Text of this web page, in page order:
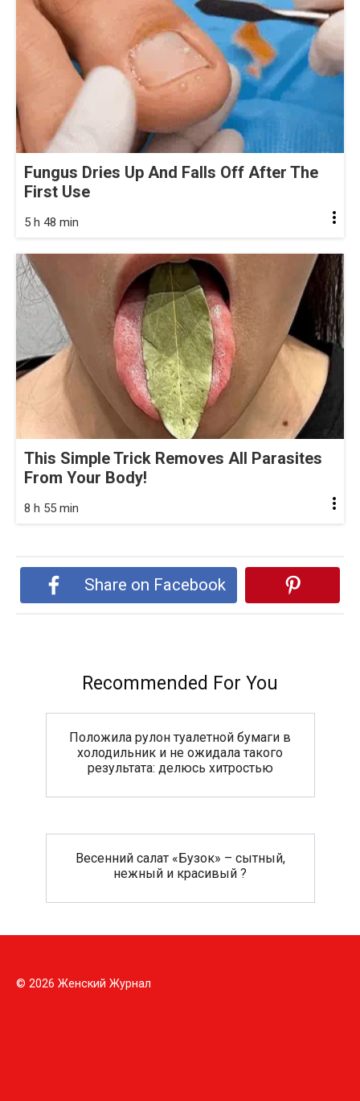
Fungus Dries Up And Falls Off After The
First Use
5 h 48 min
This Simple Trick Removes All Parasites
From Your Body!
8 h 55 min
Share on Facebook
Recommended For You
Положила рулон туалетной бумаги в
холодильник и не ожидала такого
результата: делюсь хитростью
Весенний салат «Бузок» – сытный,
нежный и красивый ?
© 2026 Женский Журнал